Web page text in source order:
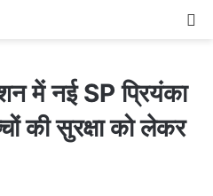
में नई SP प्रियंका
की सुरक्षा को लेकर